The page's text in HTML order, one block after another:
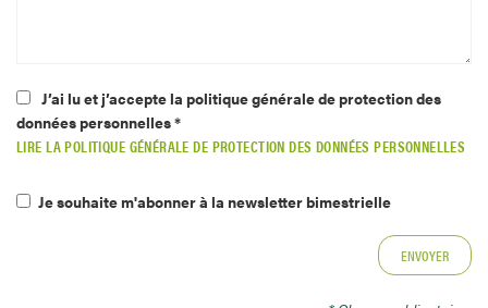
J’ai lu et j’accepte la politique générale de protection des
données personnelles *
LIRE LA POLITIQUE GÉNÉRALE DE PROTECTION DES DONNÉES PERSONNELLES
Je souhaite m'abonner à la newsletter bimestrielle